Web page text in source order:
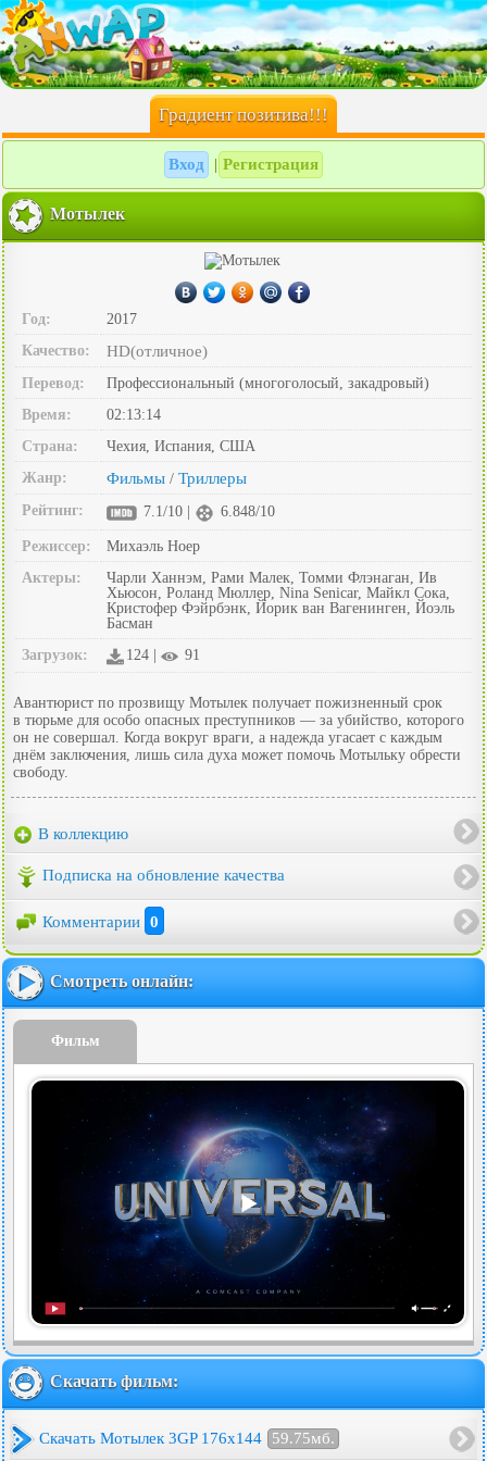
Градиент позитива!!!
Вход Регистрация
Мотылек
Год:
2017
Качество:
HD(отличное)
Перевод:
Профессиональный (многоголосый, закадровый)
Время:
02:13:14
Страна:
Чехия, Испания, США
Жанр:
Фильмы / Триллеры
Рейтинг: 7.1/10 | 6.848/10
Режиссер:
Михаэль Ноер
Актеры:
Чарли Ханнэм, Рами Малек, Томми Флэнаган, Ив
Хьюсон, Роланд Мюллер, Nina Senicar, Майкл Сока,
Кристофер Фэйрбэнк, Йорик ван Вагенинген, Йоэль
Басман
Загрузок:
124 | 91
Авантюрист по прозвищу Мотылек получает пожизненный срок
в тюрьме для особо опасных преступников — за убийство, которого
он не совершал. Когда вокруг враги, а надежда угасает с каждым
днём заключения, лишь сила духа может помочь Мотыльку обрести
свободу.
В коллекцию
Подписка на обновление качества
Комментарии 0
Смотреть онлайн:
Фильм
Скачать фильм:
Скачать Мотылек 3GP 176x144 59.75мб.